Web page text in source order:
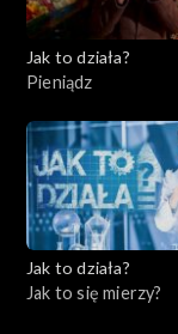
Jak to działa?
Pieniądz
Jak to działa?
Jak to się mierzy?